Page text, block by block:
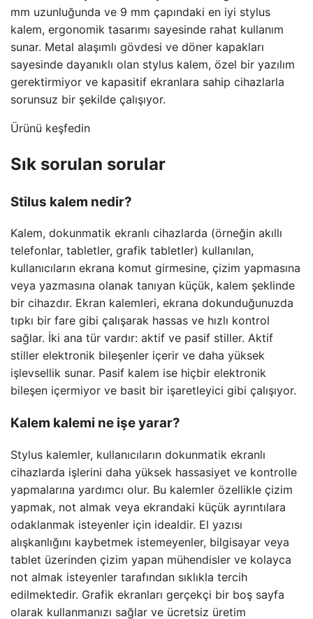
mm uzunluğunda ve 9 mm çapındaki en iyi stylus
kalem, ergonomik tasarımı sayesinde rahat kullanım
sunar. Metal alaşımlı gövdesi ve döner kapakları
sayesinde dayanıklı olan stylus kalem, özel bir yazılım
gerektirmiyor ve kapasitif ekranlara sahip cihazlarla
sorunsuz bir şekilde çalışıyor.
Ürünü keşfedin
Sık sorulan sorular
Stilus kalem nedir?
Kalem, dokunmatik ekranlı cihazlarda (örneğin akıllı
telefonlar, tabletler, grafik tabletler) kullanılan,
kullanıcıların ekrana komut girmesine, çizim yapmasına
veya yazmasına olanak tanıyan küçük, kalem şeklinde
bir cihazdır. Ekran kalemleri, ekrana dokunduğunuzda
tıpkı bir fare gibi çalışarak hassas ve hızlı kontrol
sağlar. İki ana tür vardır: aktif ve pasif stiller. Aktif
stiller elektronik bileşenler içerir ve daha yüksek
işlevsellik sunar. Pasif kalem ise hiçbir elektronik
bileşen içermiyor ve basit bir işaretleyici gibi çalışıyor.
Kalem kalemi ne işe yarar?
Stylus kalemler, kullanıcıların dokunmatik ekranlı
cihazlarda işlerini daha yüksek hassasiyet ve kontrolle
yapmalarına yardımcı olur. Bu kalemler özellikle çizim
yapmak, not almak veya ekrandaki küçük ayrıntılara
odaklanmak isteyenler için idealdir. El yazısı
alışkanlığını kaybetmek istemeyenler, bilgisayar veya
tablet üzerinden çizim yapan mühendisler ve kolayca
not almak isteyenler tarafından sıklıkla tercih
edilmektedir. Grafik ekranları gerçekçi bir boş sayfa
olarak kullanmanızı sağlar ve ücretsiz üretim